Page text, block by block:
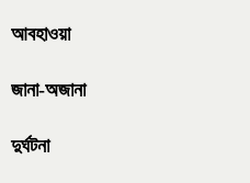
আবহাওয়া
জানা-অজানা
দুর্ঘটনা